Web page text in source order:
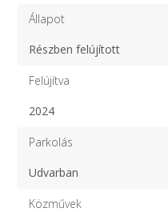
Állapot
Részben felújított
Felújítva
2024
Parkolás
Udvarban
Közművek